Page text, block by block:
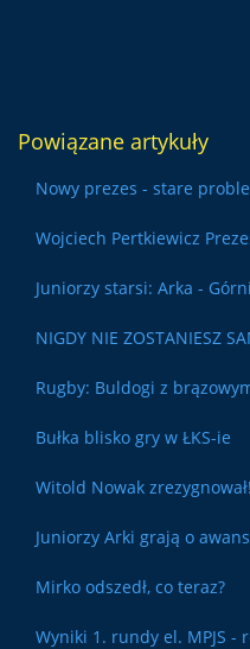
Powiązane artykuły
Nowy prezes - stare
Wojciech Pertkiewicz
Juniorzy starsi: Arka -
NIGDY NIE ZOSTANIESZ
Rugby: Buldogi z
Bułka blisko gry w ŁKS-ie
Witold Nowak zrezygnował!
Juniorzy Arki grają o
Mirko odszedł, co teraz?
Wyniki 1. rundy el. MPJS -